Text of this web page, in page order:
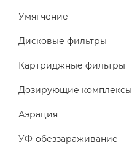
Умягчение
Дисковые фильтры
Картриджные фильтры
Дозирующие комплексы
Аэрация
УФ-обеззараживание